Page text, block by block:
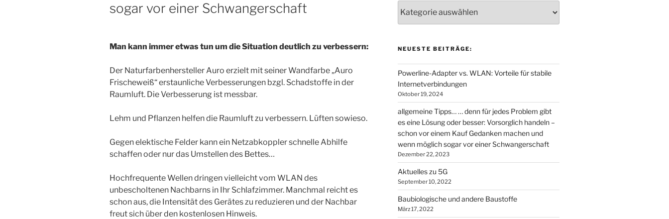
sogar vor einer Schwangerschaft
Man kann immer etwas tun um die Situation deutlich zu verbessern:
Der Naturfarbenhersteller Auro erzielt mit seiner Wandfarbe „Auro
Frischeweiß“ erstaunliche Verbesserungen bzgl. Schadstoffe in der
Raumluft. Die Verbesserung ist messbar.
Lehm und Pflanzen helfen die Raumluft zu verbessern. Lüften sowieso.
Gegen elektische Felder kann ein Netzabkoppler schnelle Abhilfe
schaffen oder nur das Umstellen des Bettes…
Hochfrequente Wellen dringen vielleicht vom WLAN des
unbescholtenen Nachbarns in Ihr Schlafzimmer. Manchmal reicht es
schon aus, die Intensität des Gerätes zu reduzieren und der Nachbar
freut sich über den kostenlosen Hinweis.
NEUESTE BEITRÄGE:
Powerline-Adapter vs. WLAN: Vorteile für stabile
Internetverbindungen
Oktober 19, 2024
allgemeine Tipps… … denn für jedes Problem gibt
es eine Lösung oder besser: Vorsorglich handeln –
schon vor einem Kauf Gedanken machen und
wenn möglich sogar vor einer Schwangerschaft
Dezember 22, 2023
Aktuelles zu 5G
September 10, 2022
Baubiologische und andere Baustoffe
März 17, 2022